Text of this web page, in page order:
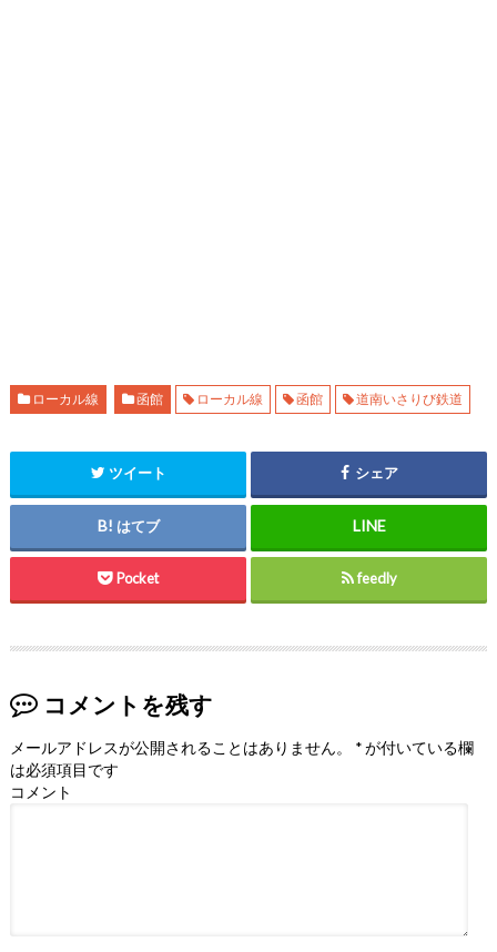
ローカル線 函館 ローカル線 函館 道南いさりび鉄道
ツイート シェア
はてブ
Pocket feedly
コメントを残す
メールアドレスが公開されることはありません。 *が付いている欄
は必須項目です
コメント